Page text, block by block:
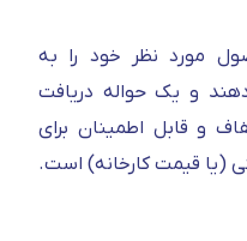
مورد نظر خود را به
و یک حواله دریافت
و قابل‌ اطمینان برای
(یا قیمت کارخانه) است.